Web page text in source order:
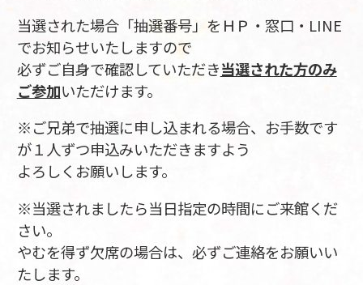
当選された場合「抽選番号」をＨＰ・窓口・LINE
でお知らせいたしますので
必ずご自身で確認していただき当選された方のみ
ご参加いただけます。
※ご兄弟で抽選に申し込まれる場合、お手数です
が１人ずつ申込みいただきますよう
よろしくお願いします。
※当選されましたら当日指定の時間にご来館くだ
さい。
やむを得ず欠席の場合は、必ずご連絡をお願いい
たします。